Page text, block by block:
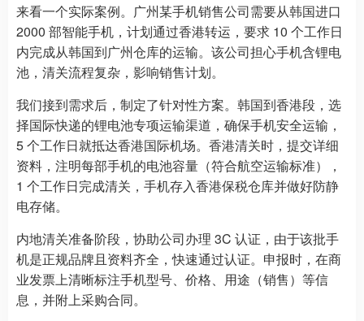
来看一个实际案例。广州某手机销售公司需要从韩国进口
2000 部智能手机，计划通过香港转运，要求 10 个工作日
内完成从韩国到广州仓库的运输。该公司担心手机含锂电
池，清关流程复杂，影响销售计划。
我们接到需求后，制定了针对性方案。韩国到香港段，选
择国际快递的锂电池专项运输渠道，确保手机安全运输，
5 个工作日就抵达香港国际机场。香港清关时，提交详细
资料，注明每部手机的电池容量（符合航空运输标准），
1 个工作日完成清关，手机存入香港保税仓库并做好防静
电存储。
内地清关准备阶段，协助公司办理 3C 认证，由于该批手
机是正规品牌且资料齐全，快速通过认证。申报时，在商
业发票上清晰标注手机型号、价格、用途（销售）等信
息，并附上采购合同。